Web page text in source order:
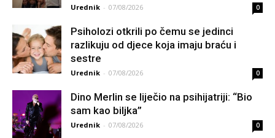
Urednik - 07/08/2026 0
Psiholozi otkrili po čemu se jedinci
razlikuju od djece koja imaju braću i
sestre
Urednik - 07/08/2026 0
Dino Merlin se liječio na psihijatriji: “Bio
sam kao biljka”
Urednik - 07/08/2026 0